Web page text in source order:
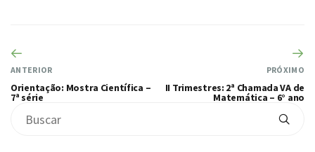
ANTERIOR
Orientação: Mostra Científica –
7ª série
PRÓXIMO
II Trimestres: 2ª Chamada VA de
Matemática – 6° ano